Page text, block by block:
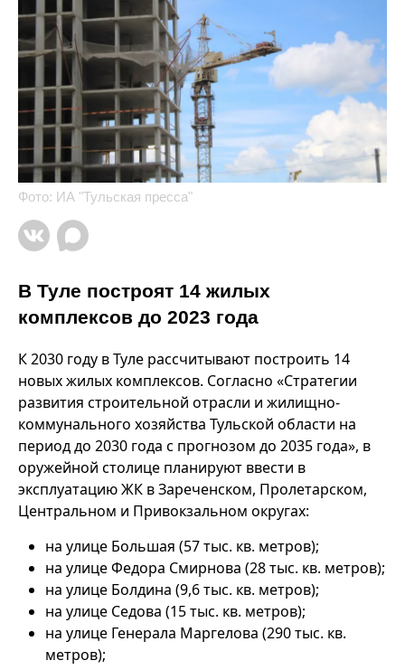
Фото: ИА "Тульская пресса"
В Туле построят 14 жилых
комплексов до 2023 года
К 2030 году в Туле рассчитывают построить 14
новых жилых комплексов. Согласно «Стратегии
развития строительной отрасли и жилищно-
коммунального хозяйства Тульской области на
период до 2030 года с прогнозом до 2035 года», в
оружейной столице планируют ввести в
эксплуатацию ЖК в Зареченском, Пролетарском,
Центральном и Привокзальном округах:
на улице Большая (57 тыс. кв. метров);
на улице Федора Смирнова (28 тыс. кв. метров);
на улице Болдина (9,6 тыс. кв. метров);
на улице Седова (15 тыс. кв. метров);
на улице Генерала Маргелова (290 тыс. кв.
метров);